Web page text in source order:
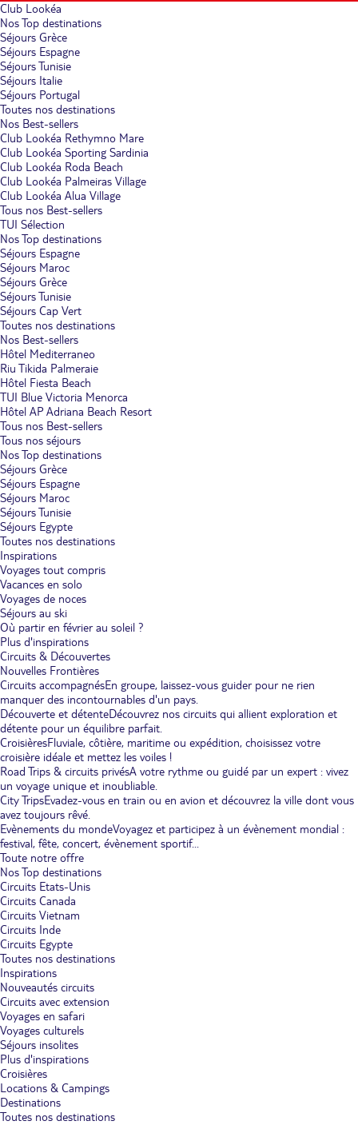
Club Lookéa
Nos Top destinations
Séjours Grèce
Séjours Espagne
Séjours Tunisie
Séjours Italie
Séjours Portugal
Toutes nos destinations
Nos Best-sellers
Club Lookéa Rethymno Mare
Club Lookéa Sporting Sardinia
Club Lookéa Roda Beach
Club Lookéa Palmeiras Village
Club Lookéa Alua Village
Tous nos Best-sellers
TUI Sélection
Nos Top destinations
Séjours Espagne
Séjours Maroc
Séjours Grèce
Séjours Tunisie
Séjours Cap Vert
Toutes nos destinations
Nos Best-sellers
Hôtel Mediterraneo
Riu Tikida Palmeraie
Hôtel Fiesta Beach
TUI Blue Victoria Menorca
Hôtel AP Adriana Beach Resort
Tous nos Best-sellers
Tous nos séjours
Nos Top destinations
Séjours Grèce
Séjours Espagne
Séjours Maroc
Séjours Tunisie
Séjours Egypte
Toutes nos destinations
Inspirations
Voyages tout compris
Vacances en solo
Voyages de noces
Séjours au ski
Où partir en février au soleil ?
Plus d'inspirations
Circuits & Découvertes
Nouvelles Frontières
Circuits accompagnésEn groupe, laissez-vous guider pour ne rien
manquer des incontournables d'un pays.
Découverte et détenteDécouvrez nos circuits qui allient exploration et
détente pour un équilibre parfait.
CroisièresFluviale, côtière, maritime ou expédition, choisissez votre
croisière idéale et mettez les voiles !
Road Trips & circuits privésA votre rythme ou guidé par un expert : vivez
un voyage unique et inoubliable.
City TripsEvadez-vous en train ou en avion et découvrez la ville dont vous
avez toujours rêvé.
Evènements du mondeVoyagez et participez à un évènement mondial :
festival, fête, concert, évènement sportif...
Toute notre offre
Nos Top destinations
Circuits Etats-Unis
Circuits Canada
Circuits Vietnam
Circuits Inde
Circuits Egypte
Toutes nos destinations
Inspirations
Nouveautés circuits
Circuits avec extension
Voyages en safari
Voyages culturels
Séjours insolites
Plus d'inspirations
Croisières
Locations & Campings
Destinations
Toutes nos destinations